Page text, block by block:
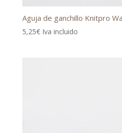
Aguja de ganchillo Knitpro
5,25€ Iva incluido